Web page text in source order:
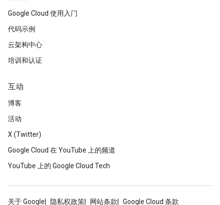
Google Cloud 使用入门
代码示例
云架构中心
培训和认证
互动
博客
活动
X (Twitter)
Google Cloud 在 YouTube 上的频道
YouTube 上的 Google Cloud Tech
关于 Google 隐私权政策 网站条款 Google Cloud 条款